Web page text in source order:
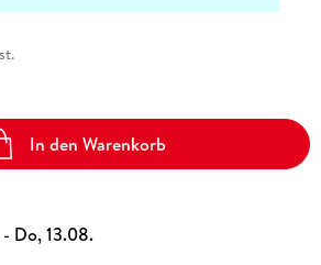
In den Warenkorb
- Do, 13.08.